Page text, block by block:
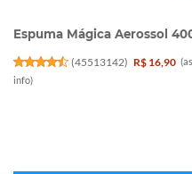
Espuma Mágica Aerossol
(45513142) R$ 16,90
info)